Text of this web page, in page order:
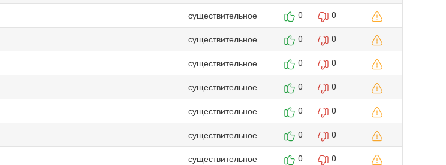
существительное 0 0
существительное 0 0
существительное 0 0
существительное 0 0
существительное 0 0
существительное 0 0
существительное 0 0